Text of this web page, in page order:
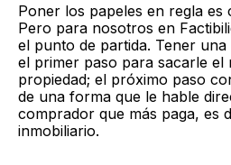
Poner los papeles en regla es
Pero para nosotros en
el punto de partida. Tener
el primer paso para sacarle el
propiedad; el próximo paso
de una forma que le hable
comprador que más paga, es
inmobiliario.